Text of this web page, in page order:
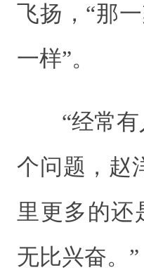
飞扬，“那
一样”。
“经常
个问题，赵
里更多的还
无比兴奋。”